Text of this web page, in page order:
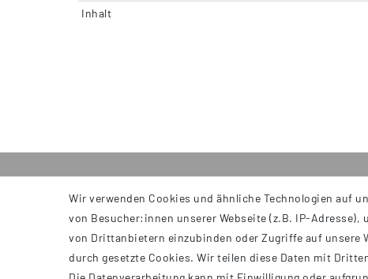
Inhalt
INFORMATIONEN
AGB
Impressum
Wir verwenden Cookies und ähnliche Technologien auf
von Besucher:innen unserer Webseite (z.B. IP-
von Drittanbietern einzubinden oder Zugriffe auf unsere
durch gesetzte Cookies. Wir teilen diese Daten mit